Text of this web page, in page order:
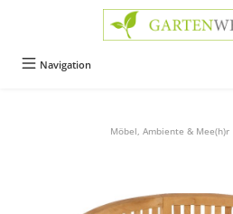
Navigation
Möbel, Ambiente & Mee(h)r
Bildergalerie überspringen